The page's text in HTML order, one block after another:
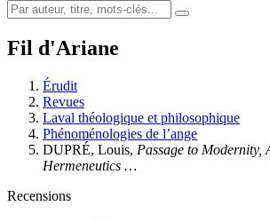
Fil d'Ariane
Érudit
Revues
Laval théologique et philosophique
Phénoménologies de l’ange
DUPRÉ, Louis, Passage to Modernity,
Hermeneutics …
Recensions